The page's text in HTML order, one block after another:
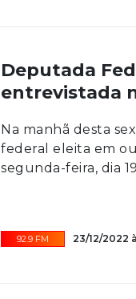
Deputada
entrevistada
Na manhã desta
federal eleita em
segunda-feira, dia
92.9 FM 23/12/2022